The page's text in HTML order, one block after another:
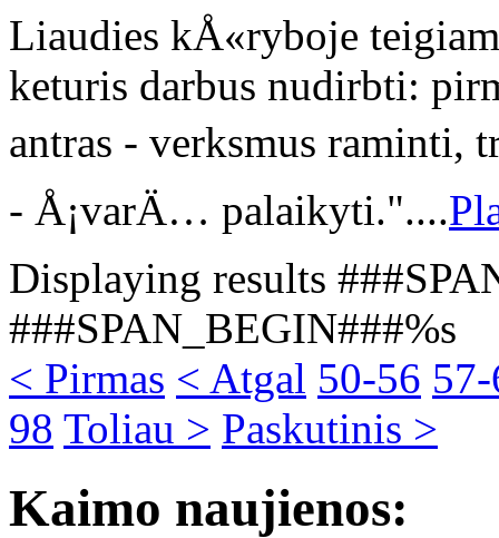
Liaudies kÅ«ryboje
keturis darbus nudirbti:
antras - verksmus raminti,
- Å¡varÄ… palaikyti."....
Displaying results
###SPAN_BEGIN###%s
< Pirmas < Atgal 50-56
98 Toliau > Paskutinis >
Kaimo naujienos: